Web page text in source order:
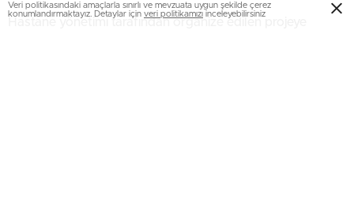
Hastane yönetimi tarafından organize edilen projeye
Veri politikasındaki amaçlarla sınırlı ve mevzuata uygun şekilde çerez
konumlandırmaktayız. Detaylar için veri politikamızı inceleyebilirsiniz